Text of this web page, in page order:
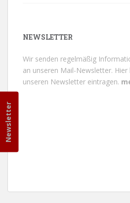
NEWSLETTER
Newsletter
Wir senden regelmäßig
an unseren Mail-Newsletter. Hier
unseren Newsletter eintragen.